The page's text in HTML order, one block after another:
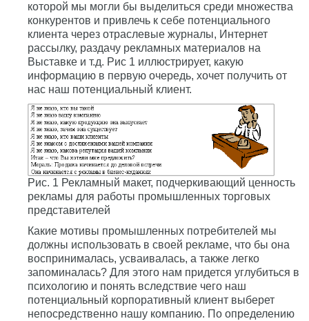
которой мы могли бы выделиться среди множества
конкурентов и привлечь к себе потенциального
клиента через отраслевые журналы, Интернет
рассылку, раздачу рекламных материалов на
Выставке и т.д. Рис 1 иллюстрирует, какую
информацию в первую очередь, хочет получить от
нас наш потенциальный клиент.
Рис. 1 Рекламный макет, подчеркивающий ценность
рекламы для работы промышленных торговых
представителей
Какие мотивы промышленных потребителей мы
должны использовать в своей рекламе, что бы она
воспринималась, усваивалась, а также легко
запоминалась? Для этого нам придется углубиться в
психологию и понять вследствие чего наш
потенциальный корпоративный клиент выберет
непосредственно нашу компанию. По определению